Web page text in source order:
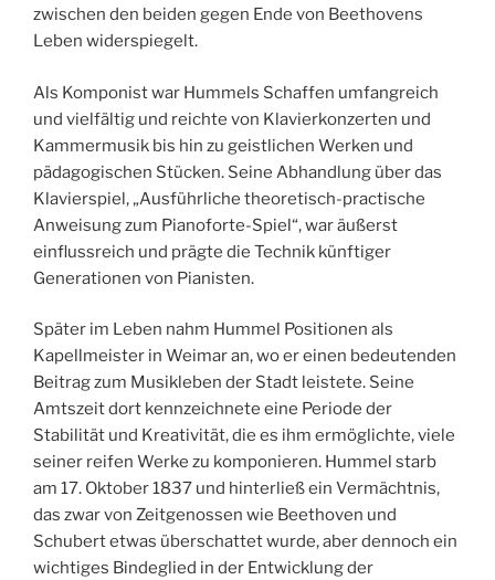
zwischen den beiden gegen Ende von Beethovens
Leben widerspiegelt.
Als Komponist war Hummels Schaffen umfangreich
und vielfältig und reichte von Klavierkonzerten und
Kammermusik bis hin zu geistlichen Werken und
pädagogischen Stücken. Seine Abhandlung über das
Klavierspiel, „Ausführliche theoretisch-practische
Anweisung zum Pianoforte-Spiel“, war äußerst
einflussreich und prägte die Technik künftiger
Generationen von Pianisten.
Später im Leben nahm Hummel Positionen als
Kapellmeister in Weimar an, wo er einen bedeutenden
Beitrag zum Musikleben der Stadt leistete. Seine
Amtszeit dort kennzeichnete eine Periode der
Stabilität und Kreativität, die es ihm ermöglichte, viele
seiner reifen Werke zu komponieren. Hummel starb
am 17. Oktober 1837 und hinterließ ein Vermächtnis,
das zwar von Zeitgenossen wie Beethoven und
Schubert etwas überschattet wurde, aber dennoch ein
wichtiges Bindeglied in der Entwicklung der